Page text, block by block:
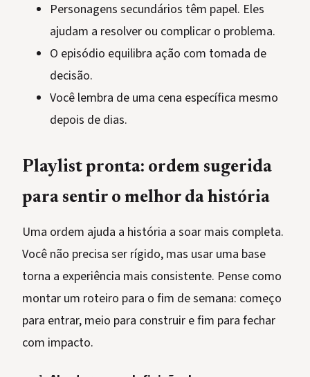
Personagens secundários têm papel. Eles
ajudam a resolver ou complicar o problema.
O episódio equilibra ação com tomada de
decisão.
Você lembra de uma cena específica mesmo
depois de dias.
Playlist pronta: ordem sugerida
para sentir o melhor da história
Uma ordem ajuda a história a soar mais completa.
Você não precisa ser rígido, mas usar uma base
torna a experiência mais consistente. Pense como
montar um roteiro para o fim de semana: começo
para entrar, meio para construir e fim para fechar
com impacto.